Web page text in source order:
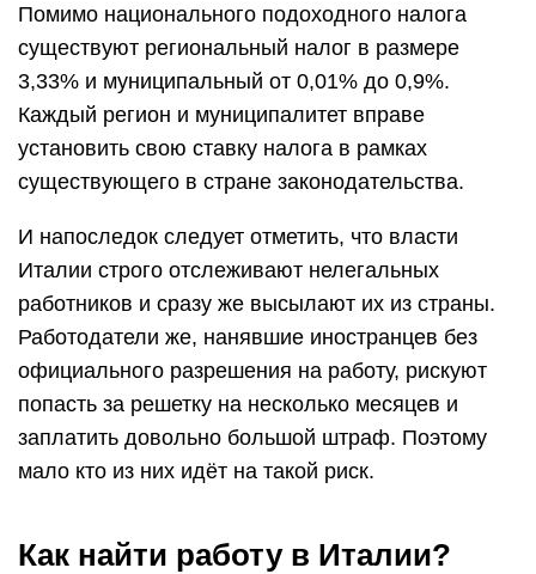
Помимо национального подоходного налога
существуют региональный налог в размере
3,33% и муниципальный от 0,01% до 0,9%.
Каждый регион и муниципалитет вправе
установить свою ставку налога в рамках
существующего в стране законодательства.
И напоследок следует отметить, что власти
Италии строго отслеживают нелегальных
работников и сразу же высылают их из страны.
Работодатели же, нанявшие иностранцев без
официального разрешения на работу, рискуют
попасть за решетку на несколько месяцев и
заплатить довольно большой штраф. Поэтому
мало кто из них идёт на такой риск.
Как найти работу в Италии?